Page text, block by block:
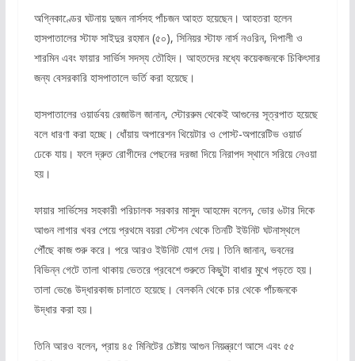
অগ্নিকাণ্ডের ঘটনায় দুজন নার্সসহ পাঁচজন আহত হয়েছেন। আহতরা হলেন
হাসপাতালের স্টাফ সাইদুর রহমান (৫০), সিনিয়র স্টাফ নার্স নওরিন, দিপালী ও
শারমিন এবং ফায়ার সার্ভিস সদস্য তৌহিদ। আহতদের মধ্যে কয়েকজনকে চিকিৎসার
জন্য বেসরকারি হাসপাতালে ভর্তি করা হয়েছে।
হাসপাতালের ওয়ার্ডবয় রেজাউল জানান, স্টোররুম থেকেই আগুনের সূত্রপাত হয়েছে
বলে ধারণা করা হচ্ছে। ধোঁয়ায় অপারেশন থিয়েটার ও পোস্ট-অপারেটিভ ওয়ার্ড
ঢেকে যায়। ফলে দ্রুত রোগীদের পেছনের দরজা দিয়ে নিরাপদ স্থানে সরিয়ে নেওয়া
হয়।
ফায়ার সার্ভিসের সহকারী পরিচালক সরকার মাসুদ আহমেদ বলেন, ভোর ৬টার দিকে
আগুন লাগার খবর পেয়ে প্রথমে বয়রা স্টেশন থেকে তিনটি ইউনিট ঘটনাস্থলে
পৌঁছে কাজ শুরু করে। পরে আরও ইউনিট যোগ দেয়। তিনি জানান, ভবনের
বিভিন্ন গেটে তালা থাকায় ভেতরে প্রবেশে শুরুতে কিছুটা বাধার মুখে পড়তে হয়।
তালা ভেঙে উদ্ধারকাজ চালাতে হয়েছে। বেলকনি থেকে চার থেকে পাঁচজনকে
উদ্ধার করা হয়।
তিনি আরও বলেন, প্রায় ৪৫ মিনিটের চেষ্টায় আগুন নিয়ন্ত্রণে আসে এবং ৫৫